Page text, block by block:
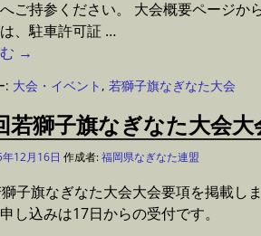
ご持参ください。 大会概要ページか
、駐車許可証 …
→
: 大会・イベント , 若獅子旗なぎなた大会
若獅子旗なぎなた大会大
12月16日 作成者:福岡県なぎなた連盟
子旗なぎなた大会大会要項を掲載し
し込みは17日からの受付です。